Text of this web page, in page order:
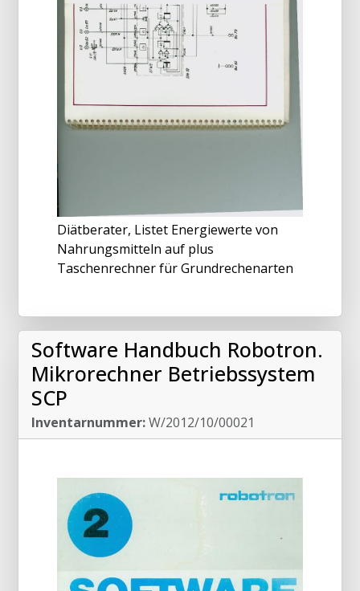
Diätberater, Listet Energiewerte von
Nahrungsmitteln auf plus
Taschenrechner für Grundrechenarten
Software Handbuch Robotron.
Mikrorechner Betriebssystem
SCP
Inventarnummer:W/2012/10/00021